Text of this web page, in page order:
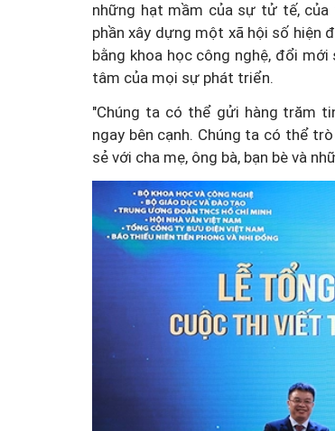
những hạt mầm của sự tử tế,
phần xây dựng một xã hội số hiện
bằng khoa học công nghệ, đổi
tâm của mọi sự phát triển.
"Chúng ta có thể gửi hàng trăm
ngay bên cạnh. Chúng ta có thể
sẻ với cha mẹ, ông bà, bạn bè và
Đổi mới tư duy
Luật An toàn